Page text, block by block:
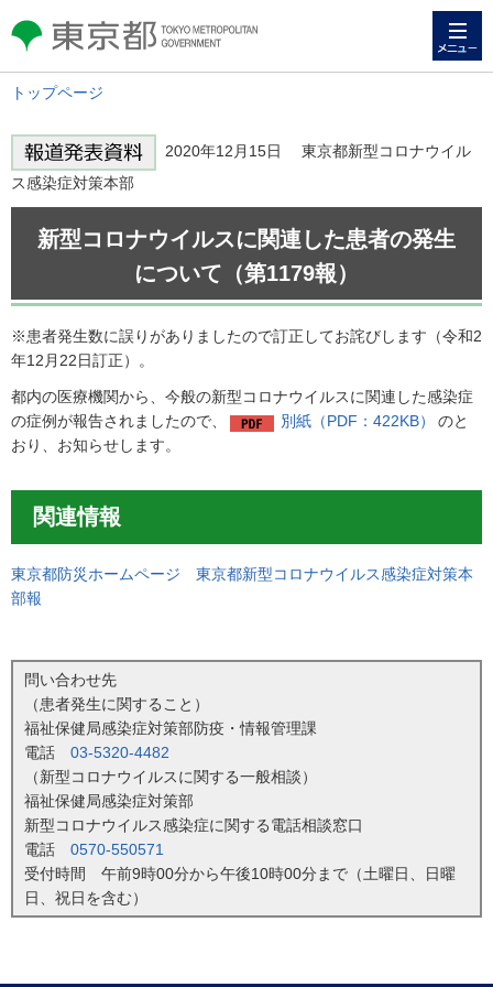
東京都 TOKYO METROPOLITAN
GOVERNMENT
トップページ
2020年12月15日 東京都新型コロナウイル
ス感染症対策本部
新型コロナウイルスに関連した患者の発生
について（第1179報）
※患者発生数に誤りがありましたので訂正してお詫びします（令和2
年12月22日訂正）。
都内の医療機関から、今般の新型コロナウイルスに関連した感染症
の症例が報告されましたので、
別紙（PDF：422KB）
のと
おり、お知らせします。
関連情報
東京都防災ホームページ 東京都新型コロナウイルス感染症対策本
部報
問い合わせ先
（患者発生に関すること）
福祉保健局感染症対策部防疫・情報管理課
電話 03-5320-4482
（新型コロナウイルスに関する一般相談）
福祉保健局感染症対策部
新型コロナウイルス感染症に関する電話相談窓口
電話 0570-550571
受付時間 午前9時00分から午後10時00分まで（土曜日、日曜
日、祝日を含む）